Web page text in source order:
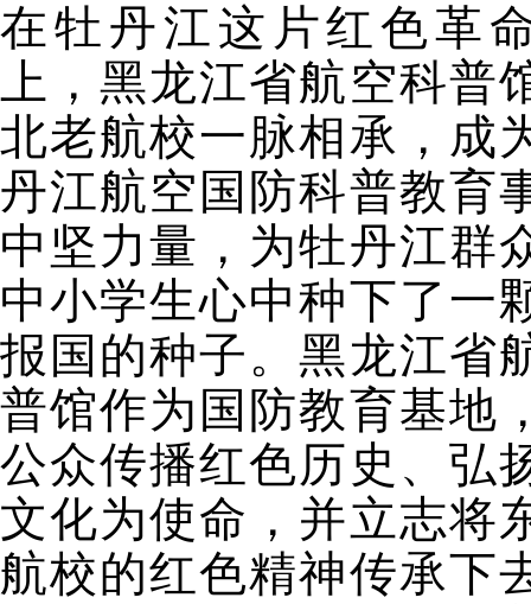
在牡丹江这片红色革
上，黑龙江省航空科普
北老航校一脉相承，成
丹江航空国防科普教育
中坚力量，为牡丹江群
中小学生心中种下了一
报国的种子。黑龙江省
普馆作为国防教育基地
公众传播红色历史、弘
文化为使命，并立志将
航校的红色精神传承下